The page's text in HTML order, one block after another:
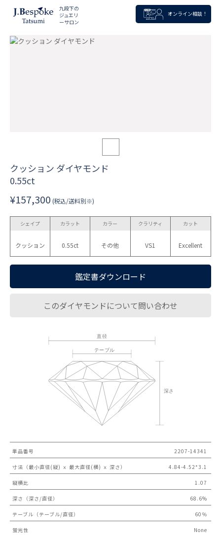
九段下の
ジュエリ
ーサロン
オンライン相談！
クッション ダイヤモンド
0.55ct
¥157,300 (税込/送料別※)
シェイプ
クッション
カラット
0.55ct
カラー
その他
クラリティ
VS1
カット
Excellent
鑑定書ダウンロード
このダイヤモンドについて問い合わせ
単品番号 2207-14341
寸法（最小直径(縦) ｘ 最大直径(横) ｘ 深さ） 4.84-4.52*3.1
縦横比 1.07
深さ（深さ/直径） 68.6%
テーブル（テーブル/直径） 60％
蛍光性 None